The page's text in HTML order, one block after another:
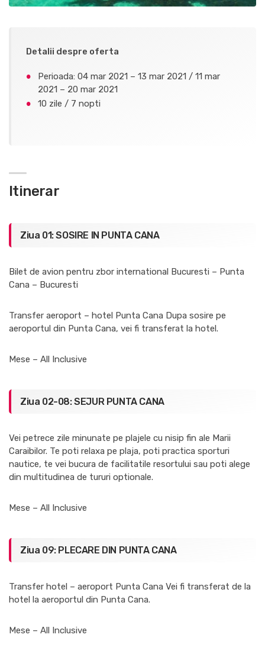
Detalii despre oferta
Perioada: 04 mar 2021 – 13 mar 2021 / 11 mar
2021 – 20 mar 2021
10 zile / 7 nopti
Itinerar
Ziua 01: SOSIRE IN PUNTA CANA
Bilet de avion pentru zbor international Bucuresti – Punta
Cana – Bucuresti
Transfer aeroport – hotel Punta Cana Dupa sosire pe
aeroportul din Punta Cana, vei fi transferat la hotel.
Mese – All Inclusive
Ziua 02-08: SEJUR PUNTA CANA
Vei petrece zile minunate pe plajele cu nisip fin ale Marii
Caraibilor. Te poti relaxa pe plaja, poti practica sporturi
nautice, te vei bucura de facilitatile resortului sau poti alege
din multitudinea de tururi optionale.
Mese – All Inclusive
Ziua 09: PLECARE DIN PUNTA CANA
Transfer hotel – aeroport Punta Cana Vei fi transferat de la
hotel la aeroportul din Punta Cana.
Mese – All Inclusive